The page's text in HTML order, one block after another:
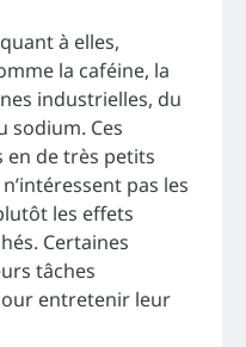
à elles,
la caféine, la
industrielles, du
sodium. Ces
de très petits
pas les
les effets
Certaines
tâches
entretenir leur